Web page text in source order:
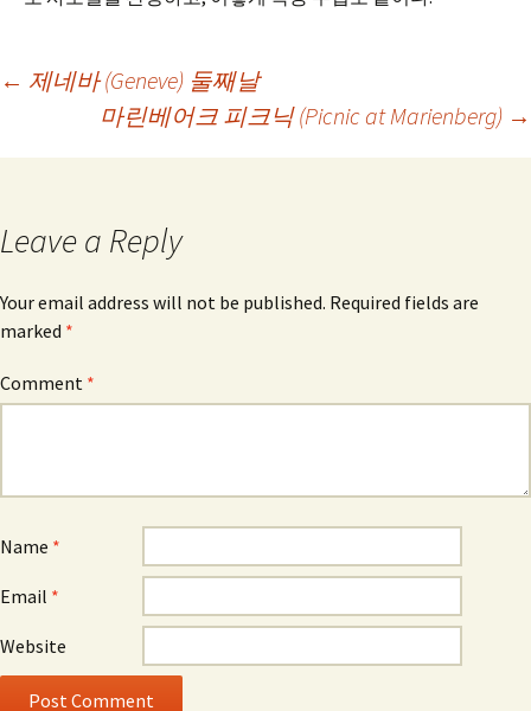
Post
navigation
← 제네바 (Geneve) 둘째날
마린베어크 피크닉 (Picnic at Marienberg) →
Leave a Reply
Your email address will not be published. Required fields are
marked *
Comment *
Name *
Email *
Website